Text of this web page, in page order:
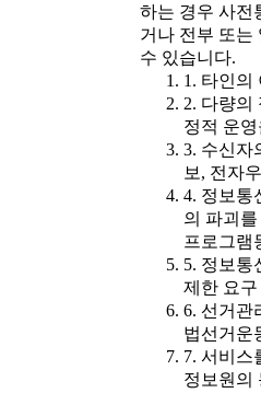
하는 경우 사전
거나 전부 또는
수 있습니다.
1. 타인의
2. 다량의
정적 운
3. 수신자
보, 전자
4. 정보통
의 파괴
프로그램
5. 정보통
제한 요
6. 선거관
법선거운
7. 서비스
정보원의